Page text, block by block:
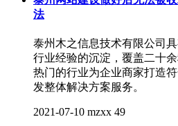
法
泰州木之信息技术有限公司
行业经验的沉淀，覆盖二十
热门的行业为企业商家打造
发整体解决方案服务。
2021-07-10 mzxx 49